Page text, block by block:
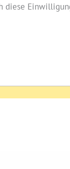
diese